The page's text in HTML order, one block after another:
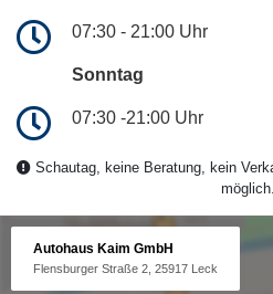
07:30 - 21:00 Uhr
Sonntag
07:30 -21:00 Uhr
Schautag, keine Beratung, kein
möglich.
Autohaus Kaim GmbH
Flensburger Straße 2, 25917 Leck